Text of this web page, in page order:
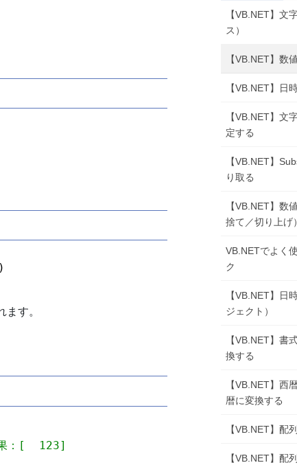
す。
：[  123]
【VB.NET】文
ス）
【VB.NET】数
【VB.NET】日
【VB.NET】文
定する
【VB.NET】
り取る
【VB.NET】数
捨て／切り上げ）
VB.NETでよく
ク
【VB.NET】日
ジェクト）
【VB.NET】書
換する
【VB.NET】西
暦に変換する
【VB.NET】配
【VB.NET】配